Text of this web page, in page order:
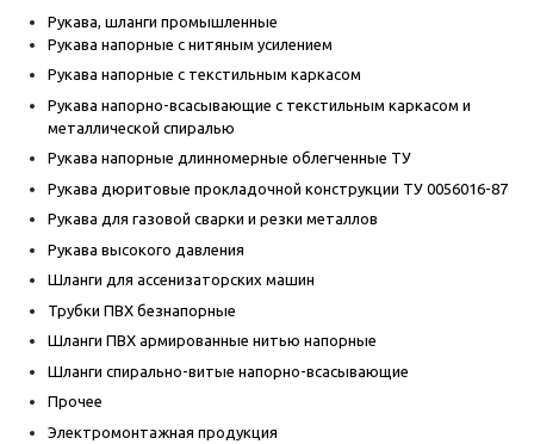
Рукава, шланги промышленные
Рукава напорные с нитяным усилением
Рукава напорные с текстильным каркасом
Рукава напорно-всасывающие с текстильным каркасом и
металлической спиралью
Рукава напорные длинномерные облегченные ТУ
Рукава дюритовые прокладочной конструкции ТУ 0056016-87
Рукава для газовой сварки и резки металлов
Рукава высокого давления
Шланги для ассенизаторских машин
Трубки ПВХ безнапорные
Шланги ПВХ армированные нитью напорные
Шланги спирально-витые напорно-всасывающие
Прочее
Электромонтажная продукция